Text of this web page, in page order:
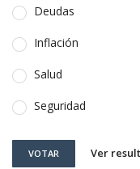
Deudas
Inflación
Salud
Seguridad
VOTAR Ver